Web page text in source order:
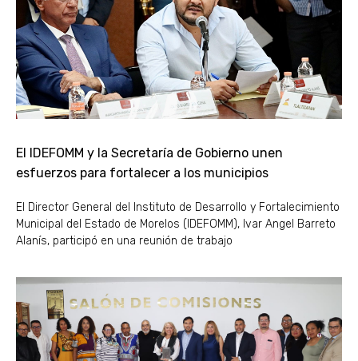
El IDEFOMM y la Secretaría de Gobierno unen
esfuerzos para fortalecer a los municipios
El Director General del Instituto de Desarrollo y Fortalecimiento
Municipal del Estado de Morelos (IDEFOMM), Ivar Angel Barreto
Alanís, participó en una reunión de trabajo